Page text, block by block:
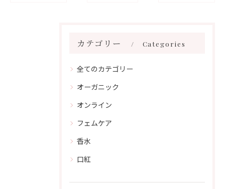
カテゴリー Categories
全てのカテゴリー
オーガニック
オンライン
フェムケア
香水
口紅